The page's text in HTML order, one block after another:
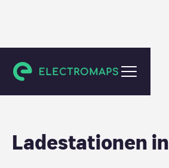
Alkmaar
Ladestationen in